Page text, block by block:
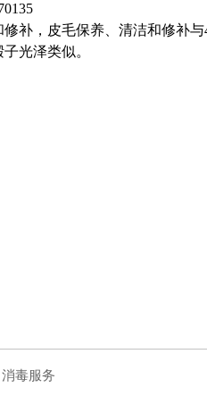
补，皮毛保养、清洁和修补
光泽类似。
毒服务